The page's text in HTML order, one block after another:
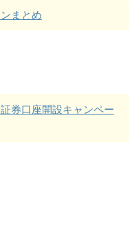
まとめ
券口座開設キャンペー